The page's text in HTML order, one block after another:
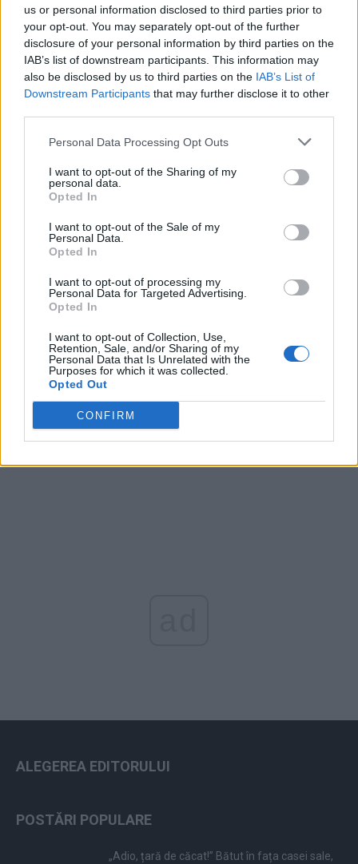
us or personal information disclosed to third parties prior to
your opt-out. You may separately opt-out of the further
disclosure of your personal information by third parties on the
IAB’s list of downstream participants. This information may
also be disclosed by us to third parties on the IAB’s List of
Downstream Participants that may further disclose it to other
Personal Data Processing Opt Outs
I want to opt-out of the Sharing of my
personal data.
Opted In
I want to opt-out of the Sale of my
Personal Data.
Opted In
I want to opt-out of processing my
Personal Data for Targeted Advertising.
Opted In
I want to opt-out of Collection, Use,
Retention, Sale, and/or Sharing of my
Personal Data that Is Unrelated with the
Purposes for which it was collected.
Opted Out
CONFIRM
PNȚMM
REPER
SENS
SOS (Șoșoacă)
PDF (Lazarus)
PUSL (D. Voiculescu)
PNȚCD (Pavelescu)
PNCR (Terheș)
Partidul Patrioților (Surugiu)
FAR (Coarnă)
Altul
Arhiva sondajelor
ALEGEREA EDITORULUI
POSTĂRI POPULARE
„Adio, țară de căcat!” Bătut în fața casei sale,